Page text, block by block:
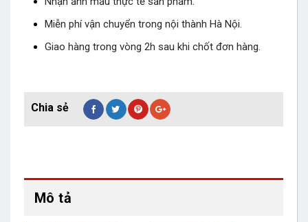
Miễn phí vận chuyển trong nội thành Hà Nội.
Giao hàng trong vòng 2h sau khi chốt đơn hàng.
Mô tả